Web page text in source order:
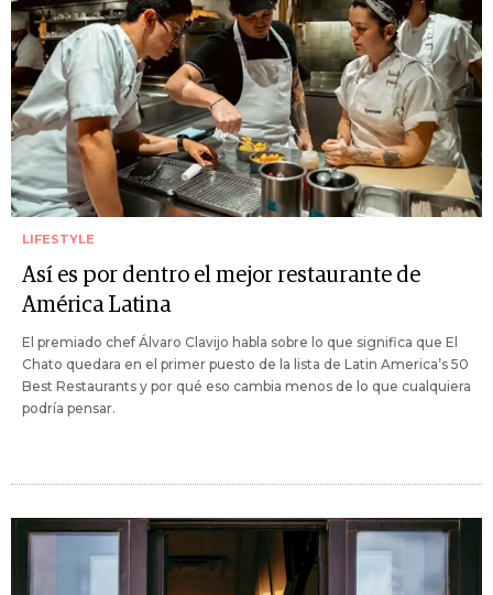
LIFESTYLE
Así es por dentro el mejor restaurante de
América Latina
El premiado chef Álvaro Clavijo habla sobre lo que significa que El
Chato quedara en el primer puesto de la lista de Latin America’s 50
Best Restaurants y por qué eso cambia menos de lo que cualquiera
podría pensar.